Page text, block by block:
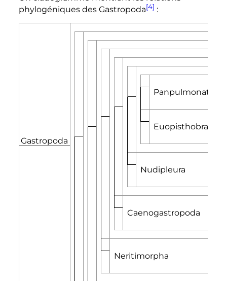
phylogéniques des Gastropoda[4] :
Gastropoda
Panpulmonata
Nudipleura
Caenogastropoda
Neritimorpha